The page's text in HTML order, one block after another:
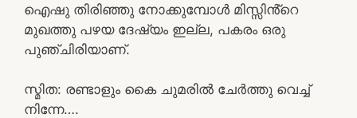
ഐഷു തിരിഞ്ഞു നോക്കുമ്പോൾ മിസ്സിൻ്റെ
മുഖത്തു പഴയ ദേഷ്യം ഇല്ല, പകരം ഒരു
പുഞ്ചിരിയാണ്.
സ്മിത: രണ്ടാളും കൈ ചുമരിൽ ചേർത്തു വെച്ച്
നിന്നേ….